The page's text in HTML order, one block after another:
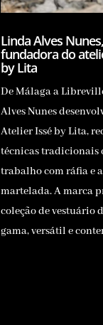
Linda Alves Nunes,
fundadora do
by Lita
De Málaga a
Alves Nunes
Atelier Issé by Lita,
técnicas tradicionais
trabalho com ráfia e
martelada. A marca
coleção de vestuário
gama, versátil e